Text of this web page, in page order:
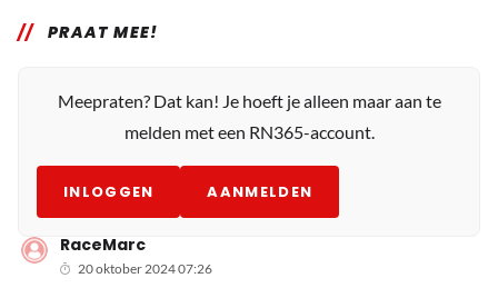
PRAAT MEE!
Meepraten? Dat kan! Je hoeft je alleen maar aan te
melden met een RN365-account.
INLOGGEN AANMELDEN
RaceMarc
20 oktober 2024 07:26